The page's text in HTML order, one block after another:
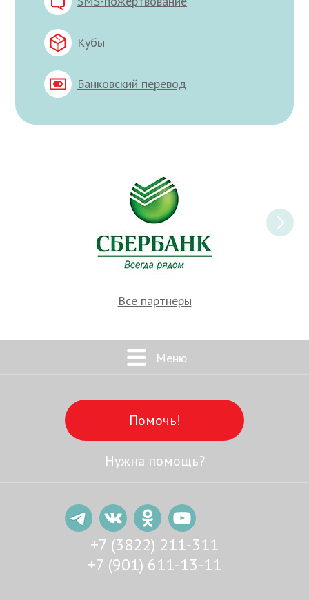
Кубы
Банковский перевод
Все партнеры
Меню
Помочь!
Нужна помощь?
+7 (3822) 211-311
+7 (901) 611-13-11